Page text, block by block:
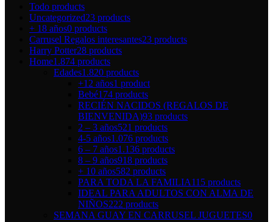
Todo products
Uncategorized23 products
+ 18 años0 products
Carrusel Regalos interesantes23 products
Harry Potter28 products
Home1.874 products
Edades1.820 products
+12 años1 product
Bebé174 products
RECIÉN NACIDOS (REGALOS DE
BIENVENIDA)93 products
2 – 3 años521 products
4-5 años1.076 products
6 – 7 años1.136 products
8 – 9 años918 products
+ 10 años582 products
PARA TODA LA FAMILIA115 products
IDEAL PARA ADULTOS CON ALMA DE
NIÑOS222 products
SEMANA GUAY EN CARRUSEL JUGUETES0